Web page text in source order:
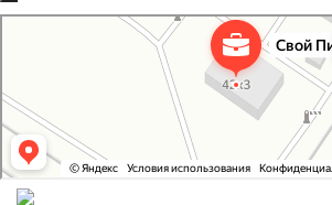
Питомник растений в Москве